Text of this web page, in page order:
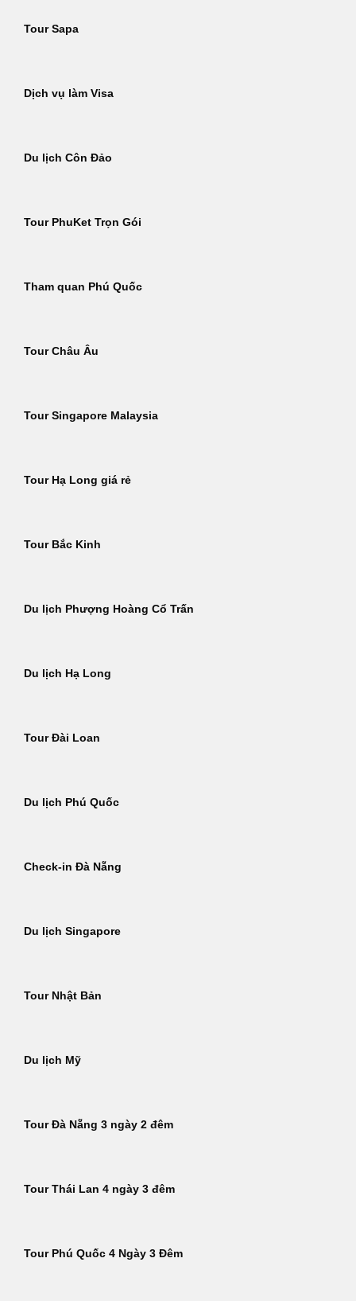
Tour Sapa
Dịch vụ làm Visa
Du lịch Côn Đảo
Tour PhuKet Trọn Gói
Tham quan Phú Quốc
Tour Châu Âu
Tour Singapore Malaysia
Tour Hạ Long giá rẻ
Tour Bắc Kinh
Du lịch Phượng Hoàng Cổ Trấn
Du lịch Hạ Long
Tour Đài Loan
Du lịch Phú Quốc
Check-in Đà Nẵng
Du lịch Singapore
Tour Nhật Bản
Du lịch Mỹ
Tour Đà Nẵng 3 ngày 2 đêm
Tour Thái Lan 4 ngày 3 đêm
Tour Phú Quốc 4 Ngày 3 Đêm